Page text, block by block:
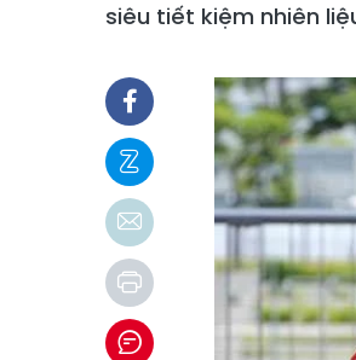
siêu tiết kiệm nhiên